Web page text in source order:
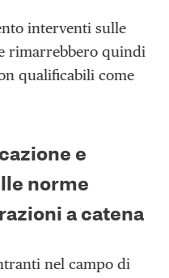
interventi sulle
rimarrebbero quindi
qualificabili come
e
norme
a catena
nel campo di